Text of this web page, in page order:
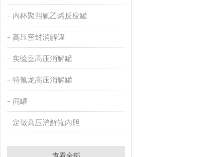
内杯聚四氟乙烯反应罐
高压密封消解罐
实验室高压消解罐
特氟龙高压消解罐
闷罐
定做高压消解罐内胆